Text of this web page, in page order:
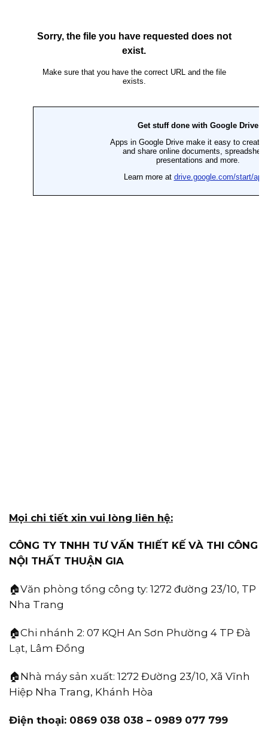
Mọi chi tiết xin vui lòng liên hệ:
CÔNG TY TNHH TƯ VẤN THIẾT KẾ VÀ THI CÔNG
NỘI THẤT THUẬN GIA
🏠Văn phòng tổng công ty: 1272 đường 23/10, TP
Nha Trang
🏠Chi nhánh 2: 07 KQH An Sơn Phường 4 TP Đà
Lạt, Lâm Đồng
🏠Nhà máy sản xuất: 1272 Đường 23/10, Xã Vĩnh
Hiệp Nha Trang, Khánh Hòa
Điện thoại: 0869 038 038 – 0989 077 799